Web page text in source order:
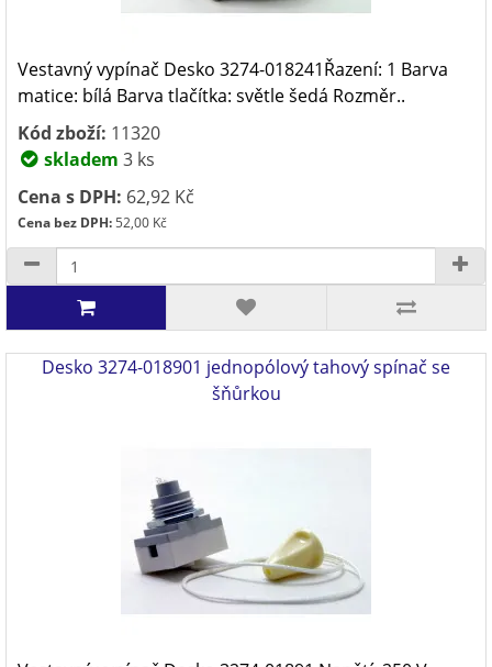
Vestavný vypínač Desko 3274-018241Řazení: 1 Barva
matice: bílá Barva tlačítka: světle šedá Rozměr..
Kód zboží: 11320
skladem 3 ks
Cena s DPH: 62,92 Kč
Cena bez DPH:52,00 Kč
Desko 3274-018901 jednopólový tahový spínač se
šňůrkou